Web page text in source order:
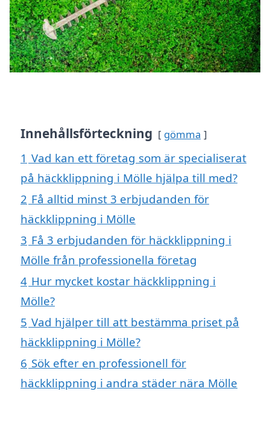
Innehållsförteckning gömma
1 Vad kan ett företag som är specialiserat
på häckklippning i Mölle hjälpa till med?
2 Få alltid minst 3 erbjudanden för
häckklippning i Mölle
3 Få 3 erbjudanden för häckklippning i
Mölle från professionella företag
4 Hur mycket kostar häckklippning i
Mölle?
5 Vad hjälper till att bestämma priset på
häckklippning i Mölle?
6 Sök efter en professionell för
häckklippning i andra städer nära Mölle